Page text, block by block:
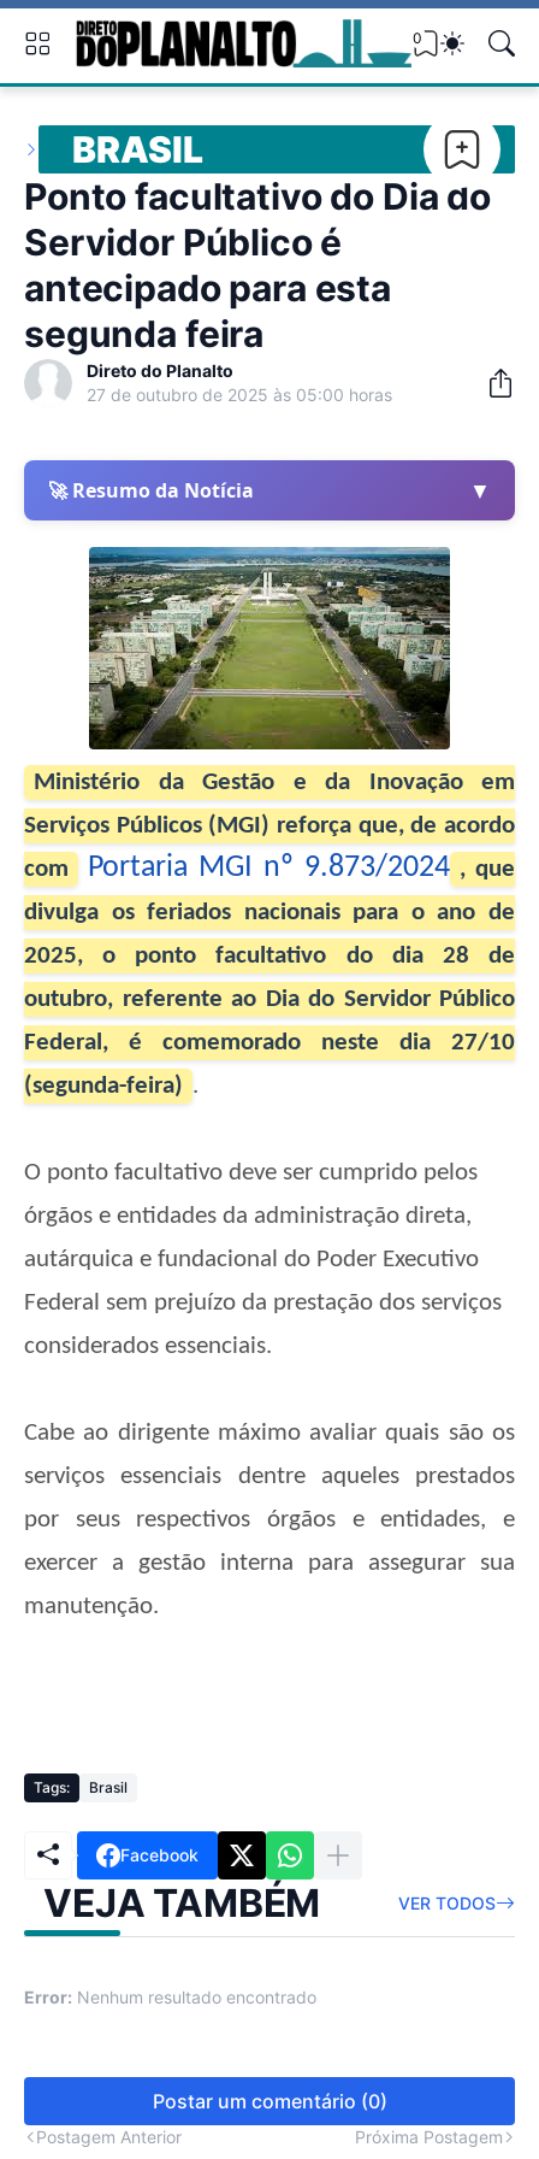
0
BRASIL
Ponto facultativo do Dia do
Servidor Público é
antecipado para esta
segunda feira
Direto do Planalto
27 de outubro de 2025 às 05:00 horas
🚀 Resumo da Notícia ▼
Ministério da Gestão e da Inovação em
Serviços Públicos (MGI) reforça que, de acordo
com
Portaria MGI nº 9.873/2024 , que
divulga os feriados nacionais para o ano de
2025, o ponto facultativo do dia 28 de
outubro, referente ao Dia do Servidor Público
Federal, é comemorado neste dia 27/10
(segunda-feira) .
O ponto facultativo deve ser cumprido pelos
órgãos e entidades da administração direta,
autárquica e fundacional do Poder Executivo
Federal sem prejuízo da prestação dos serviços
considerados essenciais.
Cabe ao dirigente máximo avaliar quais são os
serviços essenciais dentre aqueles prestados
por seus respectivos órgãos e entidades, e
exercer a gestão interna para assegurar sua
manutenção.
Tags: Brasil
Facebook
VEJA TAMBÉM VER TODOS
Error: Nenhum resultado encontrado
Postar um comentário (0)
Postagem Anterior Próxima Postagem